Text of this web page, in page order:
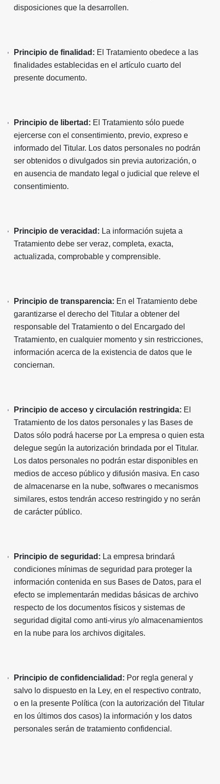
disposiciones que la desarrollen.
Principio de finalidad: El Tratamiento obedece a las
finalidades establecidas en el artículo cuarto del
presente documento.
Principio de libertad: El Tratamiento sólo puede
ejercerse con el consentimiento, previo, expreso e
informado del Titular. Los datos personales no podrán
ser obtenidos o divulgados sin previa autorización, o
en ausencia de mandato legal o judicial que releve el
consentimiento.
Principio de veracidad: La información sujeta a
Tratamiento debe ser veraz, completa, exacta,
actualizada, comprobable y comprensible.
Principio de transparencia: En el Tratamiento debe
garantizarse el derecho del Titular a obtener del
responsable del Tratamiento o del Encargado del
Tratamiento, en cualquier momento y sin restricciones,
información acerca de la existencia de datos que le
conciernan.
Principio de acceso y circulación restringida: El
Tratamiento de los datos personales y las Bases de
Datos sólo podrá hacerse por La empresa o quien esta
delegue según la autorización brindada por el Titular.
Los datos personales no podrán estar disponibles en
medios de acceso público y difusión masiva. En caso
de almacenarse en la nube, softwares o mecanismos
similares, estos tendrán acceso restringido y no serán
de carácter público.
Principio de seguridad: La empresa brindará
condiciones mínimas de seguridad para proteger la
información contenida en sus Bases de Datos, para el
efecto se implementarán medidas básicas de archivo
respecto de los documentos físicos y sistemas de
seguridad digital como anti-virus y/o almacenamientos
en la nube para los archivos digitales.
Principio de confidencialidad: Por regla general y
salvo lo dispuesto en la Ley, en el respectivo contrato,
o en la presente Política (con la autorización del Titular
en los últimos dos casos) la información y los datos
personales serán de tratamiento confidencial.